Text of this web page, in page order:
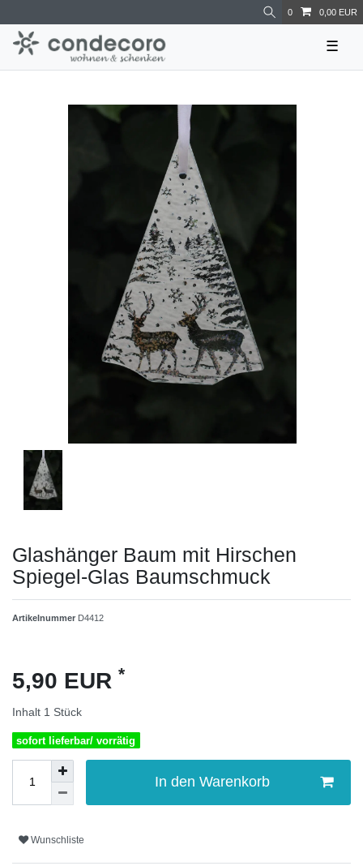
0 0,00 EUR
☰
Glashänger Baum mit Hirschen
Spiegel-Glas Baumschmuck
Artikelnummer D4412
5,90 EUR *
Inhalt 1 Stück
sofort lieferbar/ vorrätig
In den Warenkorb
Wunschliste